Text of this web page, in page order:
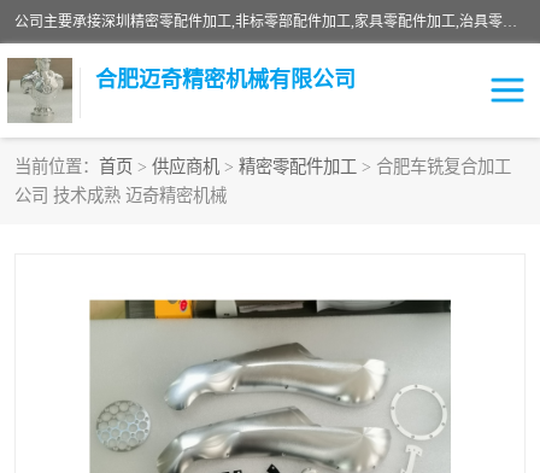
公司主要承接深圳精密零配件加工,非标零部配件加工,家具零配件加工,治具零配件加工,安徽精密零配件加工等各种各种精密机械加工，欢迎来来电咨询！
合肥迈奇精密机械有限公司
当前位置： 首页 > 供应商机 > 精密零配件加工 > 合肥车铣复合加工
公司 技术成熟 迈奇精密机械
铣床加工
家具零配件加工 数控精密机加工
机床零件加工
CNC加工 数控机床加工